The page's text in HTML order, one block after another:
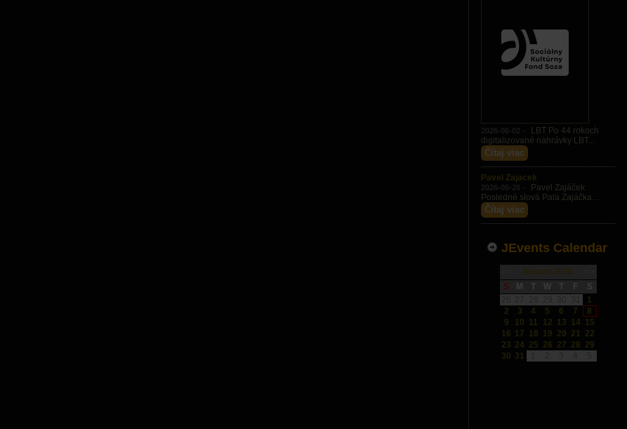
2026-06-02 -
LBT Po 44 rokoch
digitalizované nahrávky LBT...
Čítaj viac
Pavel Zajacek
2026-05-20 -
Pavel Zajáček
Posledné slová Pala Zajáčka...
Čítaj viac
JEvents Calendar
August 2026
S
M T W T F
S
1
2
3 4 5 6 7
8
9
10 11 12 13 14
15
16 17 18 19 20 21 22
23 24 25 26 27 28 29
30 31